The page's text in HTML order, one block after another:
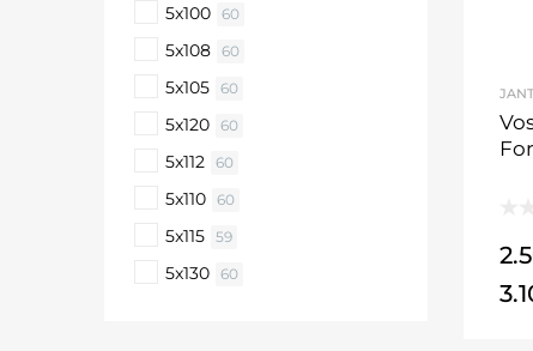
5x100 60
5x108 60
5x105 60
5x120 60
5x112 60
5x110 60
5x115 59
5x130 60